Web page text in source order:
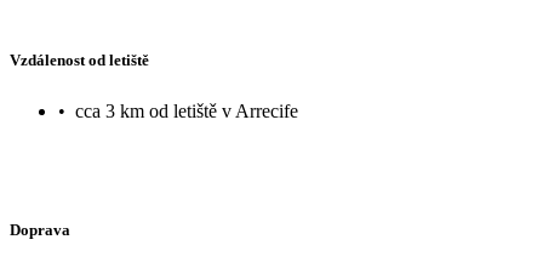
Vzdálenost od letiště
• cca 3 km od letiště v Arrecife
Doprava